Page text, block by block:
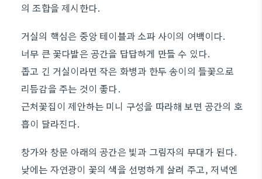
의 조합을 제시한다.
거실의 핵심은 중앙 테이블과 소파 사이의 여백이다.
너무 큰 꽃다발은 공간을 답답하게 만들 수 있다.
좁고 긴 거실이라면 작은 화병과 한두 송이의 들꽃으로
리듬감을 주는 것이 좋다.
근처꽃집이 제안하는 미니 구성을 따라해 보면 공간의 호
흡이 달라진다.
창가와 창문 아래의 공간은 빛과 그림자의 무대가 된다.
낮에는 자연광이 꽃의 색을 선명하게 살려 주고, 저녁엔